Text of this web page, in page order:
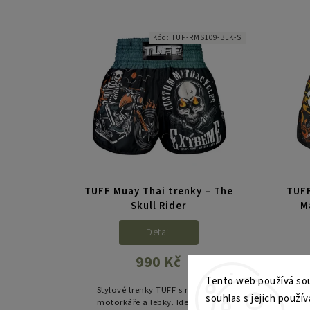
Tento web používá
souhlas s jejich
TUFF Muay Thai trenky – The
Skull Rider
990 Kč
Detail
Stylové trenky TUFF s motivem
motorkáře a lebky. Ideální pro
Kód:TUF-RMS109-BLK-S